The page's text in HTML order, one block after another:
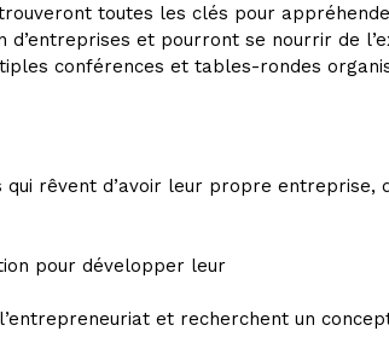
toutes les clés pour
et pourront se nourrir de
conférences et tables-rondes
rêvent d’avoir leur propre entreprise,
pour développer leur
et recherchent un